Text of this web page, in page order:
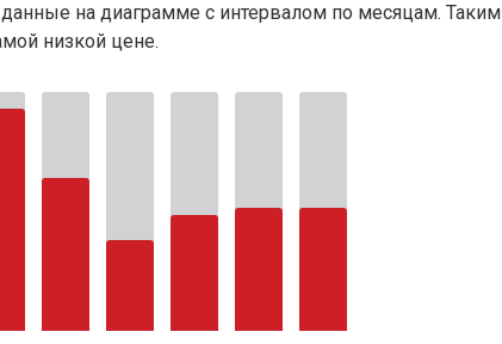
на диаграмме с интервалом по месяцам. Таким
низкой цене.